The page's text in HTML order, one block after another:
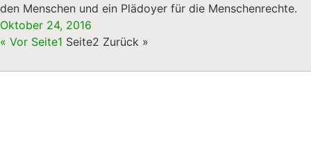
den Menschen und ein Plädoyer für die Menschenrechte.
Oktober 24, 2016
« Vor Seite1 Seite2 Zurück »